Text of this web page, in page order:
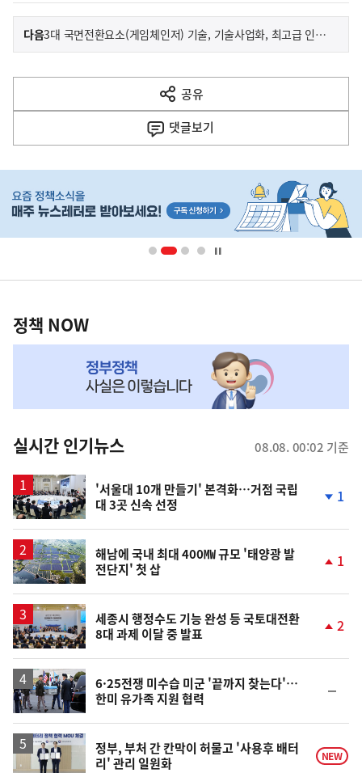
이
전
다
음
다음기
사
3대 국면전환요소(게임체인저) 기술, 기술사업화, 최고급 인재 확보에 집중 투자
공유
열
기
댓글보기
단
영
책
NOW,
뉴
스
정책 NOW
실시간 인기뉴스 08.08. 00:02 기준
'서울대 10개 만들기' 본격화…거점 국립
대 3곳 신속 선정
1
해남에 국내 최대 400㎿ 규모 '태양광 발
전단지' 첫 삽
1
세종시 행정수도 기능 완성 등 국토대전환
8대 과제 이달 중 발표
2
6·25전쟁 미수습 미군 '끝까지 찾는다'…
한미 유가족 지원 협력
일
정부, 부처 간 칸막이 허물고 '사용후 배터
리' 관리 일원화
NEW